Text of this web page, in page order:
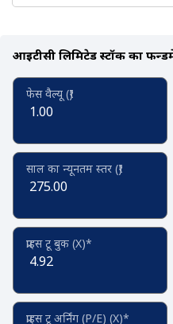
आइटीसी लिमिटेड स्टॉक का
फेस वैल्यू (₹)
1.00
साल का न्यूनतम स्तर (₹)
275.00
प्राइस टू बुक (X)*
4.92
प्राइस टू अर्निंग (P/E) (X)*